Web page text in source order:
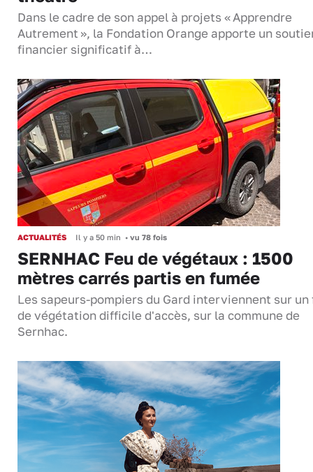
Dans le cadre de son appel à projets « Apprendre
Autrement », la Fondation Orange apporte un
financier significatif à…
ACTUALITÉS Il y a 50 min • vu 78 fois
SERNHAC Feu de végétaux : 1500
mètres carrés partis en fumée
Les sapeurs-pompiers du Gard interviennent sur un
de végétation difficile d'accès, sur la commune de
Sernhac.